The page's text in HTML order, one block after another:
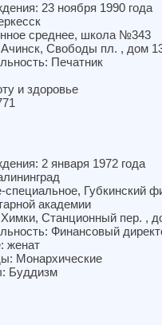
23 ноября 1990 года
среднее, школа №343
Свободы пл. , дом
Печатник
и здоровье
2 января 1972 года
Губкинский
академии
Станционный пер. ,
Финансовый
женат
Монархические
Буддизм